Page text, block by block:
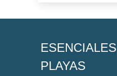
PLAYAS